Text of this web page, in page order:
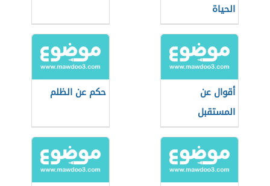
الحياة
أقوال عن
المستقبل
حكم عن الظلم